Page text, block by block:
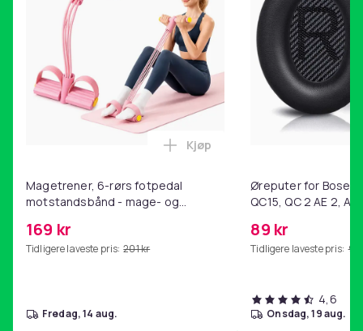
Magetrener, 6-rørs fotpedal
motstandsbånd - mage- og
hjemmegymnastikk Pink
169 kr
Tidligere laveste pris: 201 kr
Legg Magetrener, 6-rørs
Kjøp
fredag, 14 aug.
Øreputer for Bose
QC15, QC 2 AE 2, AE
89 kr
Tidligere laveste pris: 99
4,6
onsdag, 19 aug.